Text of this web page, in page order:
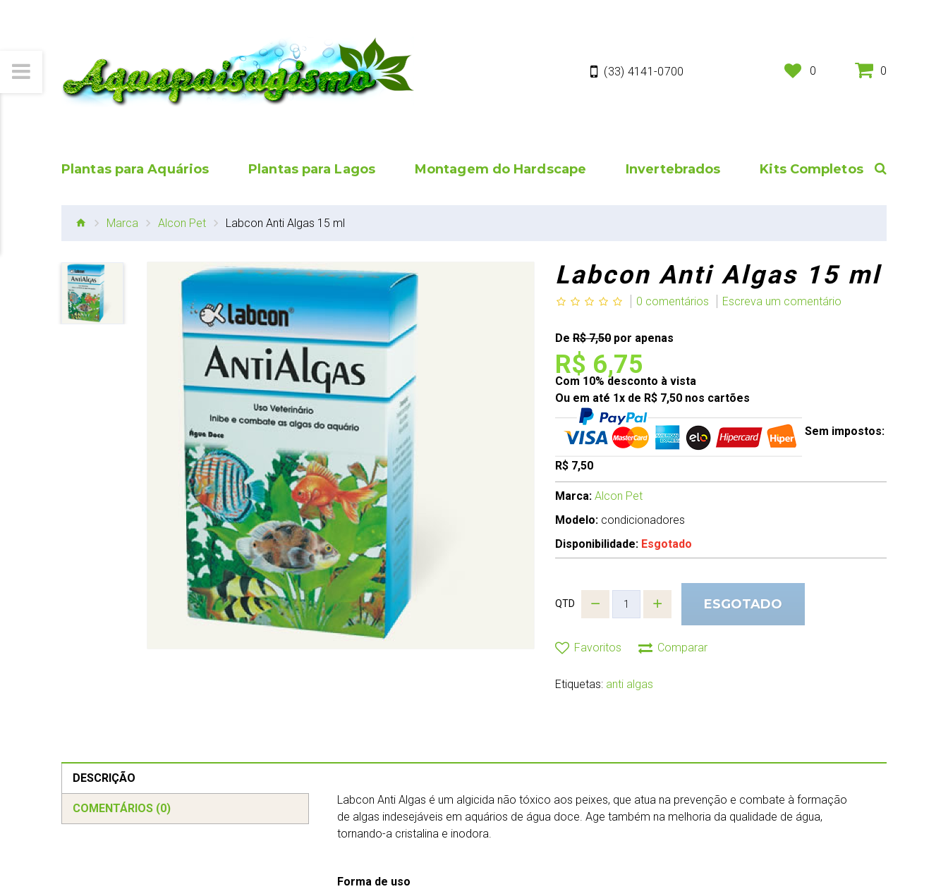
(33) 4141-0700 0 0
Plantas para Aquários Plantas para Lagos Montagem do Hardscape Invertebrados Kits Completos
Marca Alcon Pet Labcon Anti Algas 15 ml
Labcon Anti Algas 15 ml
0 comentários Escreva um comentário
De R$ 7,50 por apenas
R$ 6,75
Com 10% desconto à vista
Ou em até 1x de R$ 7,50 nos cartões
Sem impostos:
R$ 7,50
Marca: Alcon Pet
Modelo: condicionadores
Disponibilidade: Esgotado
QTD ESGOTADO
Favoritos Comparar
Etiquetas: anti algas
DESCRIÇÃO
COMENTÁRIOS (0)
Labcon Anti Algas é um algicida não tóxico aos peixes, que atua na prevenção e combate à formação
de algas indesejáveis em aquários de água doce. Age também na melhoria da qualidade de água,
tornando-a cristalina e inodora.
Forma de uso